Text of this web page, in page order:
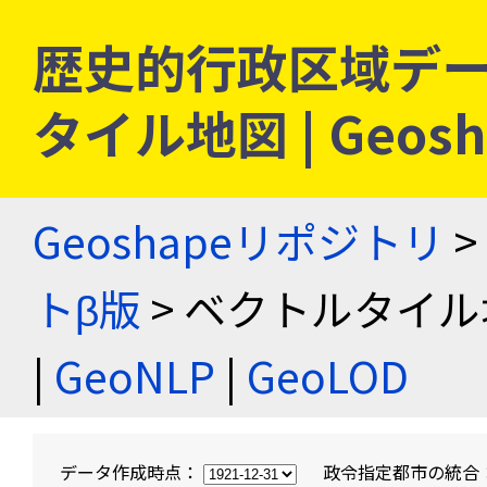
歴史的行政区域デ
タイル地図 |
Geoshapeリポジトリ >
トβ版 > ベクトルタイ
| GeoNLP | GeoLOD
データ作成時点： 政令指定都市の統